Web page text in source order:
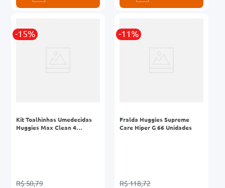
-15%
Kit Toalhinhas Umedecidas
Huggies Max Clean 4
R$ 50,79
-11%
Fralda Huggies Supreme
Care Hiper G 66 Unidades
R$ 118,72